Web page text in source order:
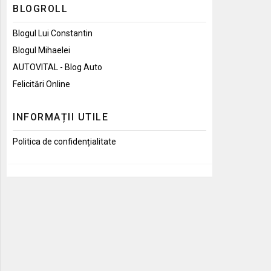
BLOGROLL
Blogul Lui Constantin
Blogul Mihaelei
AUTOVITAL - Blog Auto
Felicitări Online
INFORMAȚII UTILE
Politica de confidențialitate